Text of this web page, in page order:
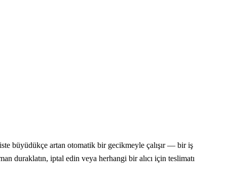
büyüdükçe artan otomatik bir gecikmeyle çalışır — bir iş
duraklatın, iptal edin veya herhangi bir alıcı için teslimatı